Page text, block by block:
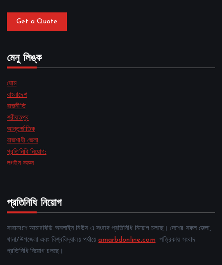
Get a Quote
মেনু লিঙ্ক
হোম
বাংলাদেশ
রাজনীতি
শরীয়তপুর
আন্তর্জাতিক
রাজশাহী জেলা
প্রতিনিধি নিয়োগ:
লগইন করুন
প্রতিনিধি নিয়োগ
সারাদেশে আমারবিডি অনলাইন নিউস এ সংবাদ প্রতিনিধি নিয়োগ চলছে। দেশের সকল জেলা,
থানা/উপজেলা এবং বিশ্ববিদ্যালয় পর্যায়েamarbdonline.comপত্রিকায় সংবাদ
প্রতিনিধি নিয়োগ চলছে।